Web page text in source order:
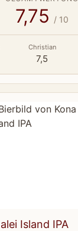
7,75 / 10
Christian
7,5
Island IPA